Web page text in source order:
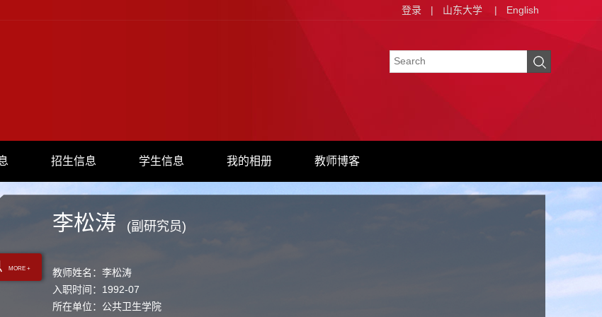
登录 | 山东大学 | English
招生信息 学生信息 我的相册 教师博客
MORE +
李松涛 (副研究员)
教师姓名：李松涛
入职时间：1992-07
所在单位：公共卫生学院